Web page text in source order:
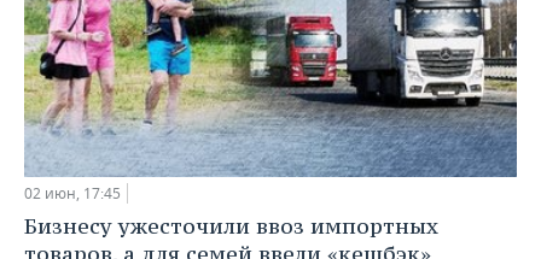
02 июн, 17:45
Бизнесу ужесточили ввоз импортных
товаров, а для семей ввели «кешбэк»